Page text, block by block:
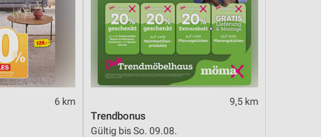
6 km 9,5 km
Trendbonus
Gültig bis So. 09.08.